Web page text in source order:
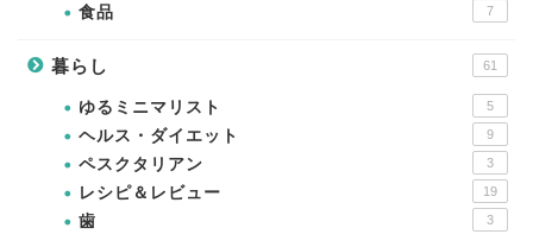
食品 7
暮らし 61
ゆるミニマリスト 5
ヘルス・ダイエット 9
ペスクタリアン 3
レシピ＆レビュー 19
歯 3